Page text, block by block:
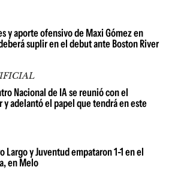
y aporte ofensivo de Maxi Gómez en
suplir en el debut ante Boston River
Nacional de IA se reunió con el
adelantó el papel que tendrá en este
Largo y Juventud empataron 1-1 en el
en Melo